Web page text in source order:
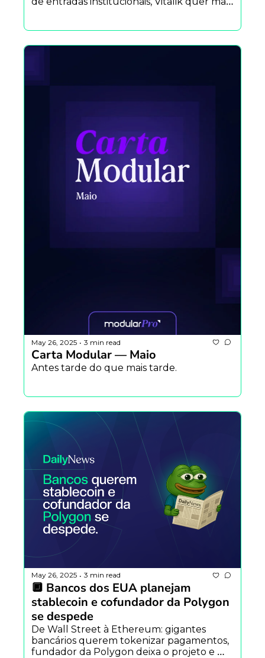
May 26, 2025 • 3 min read
Carta Modular — Maio
Antes tarde do que mais tarde.
May 26, 2025 • 3 min read
🔲 Bancos dos EUA planejam
stablecoin e cofundador da Polygon
se despede
De Wall Street à Ethereum: gigantes
bancários querem tokenizar pagamentos,
fundador da Polygon deixa o projeto e